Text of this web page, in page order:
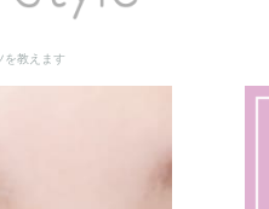
Rakuten Link
を教えます